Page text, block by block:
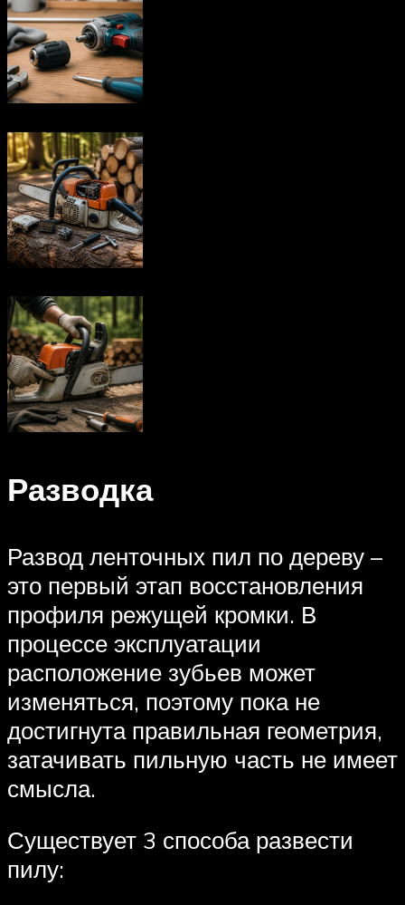
Разводка
Развод ленточных пил по дереву –
это первый этап восстановления
профиля режущей кромки. В
процессе эксплуатации
расположение зубьев может
изменяться, поэтому пока не
достигнута правильная геометрия,
затачивать пильную часть не имеет
смысла.
Существует 3 способа развести
пилу: